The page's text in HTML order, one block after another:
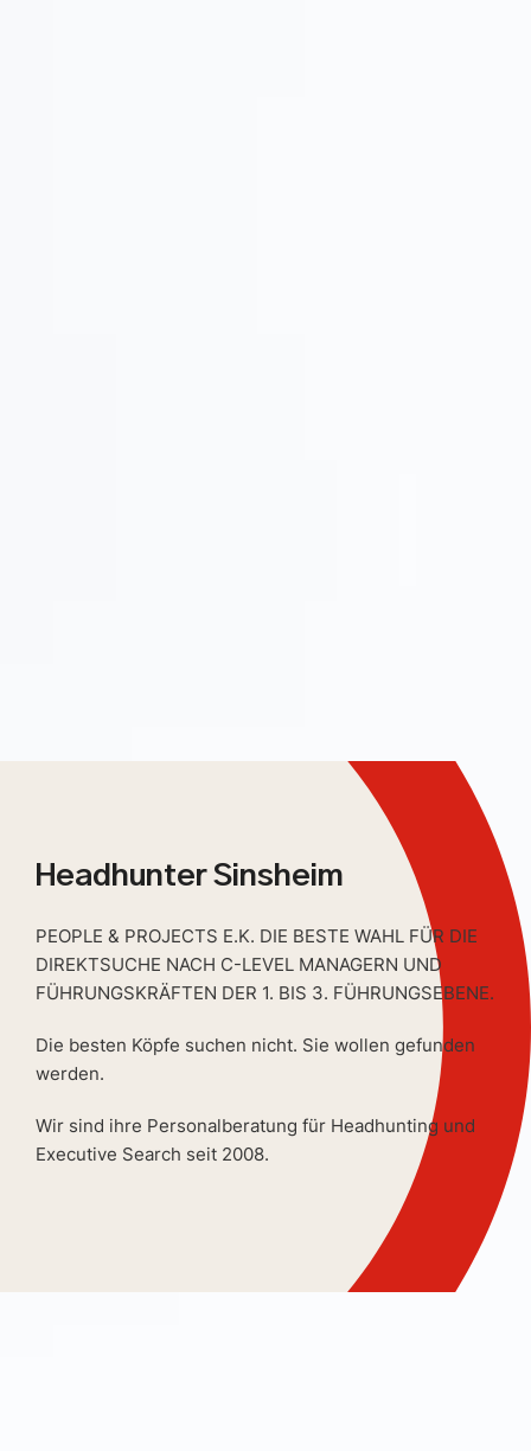
Headhunter Sinsheim
PEOPLE & PROJECTS E.K. DIE BESTE WAHL FÜR DIE
DIREKTSUCHE NACH C-LEVEL MANAGERN UND
FÜHRUNGSKRÄFTEN DER 1. BIS 3. FÜHRUNGSEBENE.
Die besten Köpfe suchen nicht. Sie wollen gefunden
werden.
Wir sind ihre Personalberatung für Headhunting und
Executive Search seit 2008.